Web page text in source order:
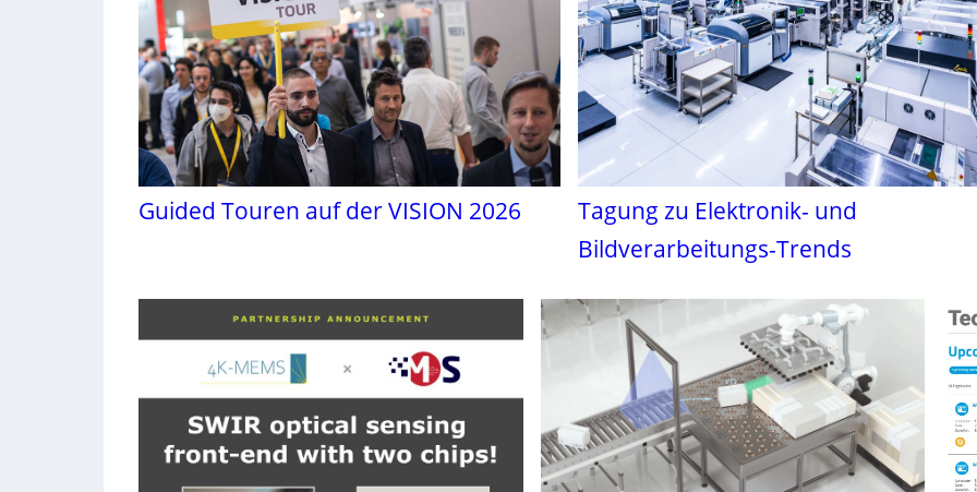
Guided Touren auf der VISION 2026
Tagung zu Elektronik- und
Bildverarbeitungs-Trends